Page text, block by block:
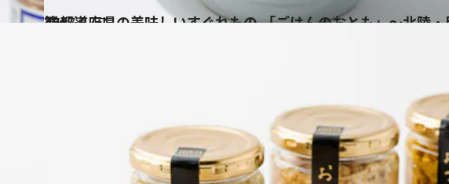
2017.8.17
47都道府県の美味しいすぐれもの 「ごはんのおとも」～北陸・甲信越篇～
グルメ